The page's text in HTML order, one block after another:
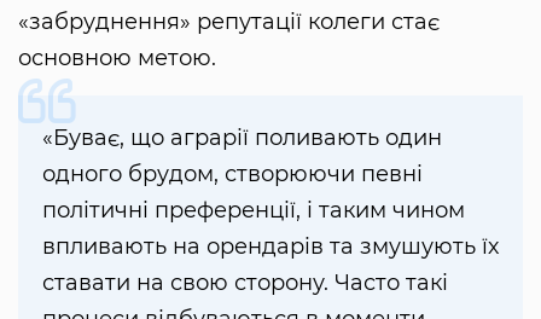
«забруднення» репутації колеги стає
основною метою.
«Буває, що аграрії поливають один
одного брудом, створюючи певні
політичні преференції, і таким чином
впливають на орендарів та змушують їх
ставати на свою сторону. Часто такі